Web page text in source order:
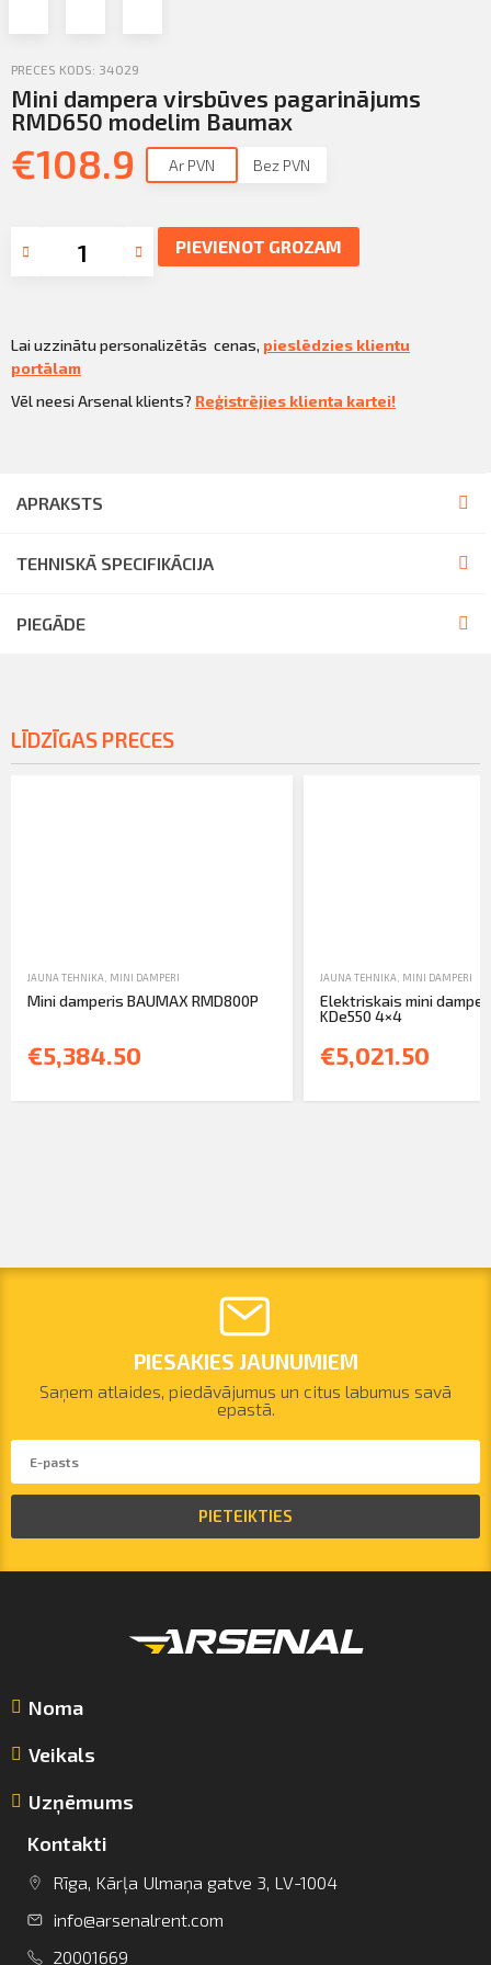
info@arsenalrent.com
Iziet
PIETEIKTIES
PRECES KODS: 34029
Mini dampera virsbūves pagarinājums
RMD650 modelim Baumax
€108.9 Ar PVN Bez PVN
PIEVIENOT GROZAM
Lai uzzinātu personalizētās cenas, pieslēdzies klientu
portālam
Vēl neesi Arsenal klients? Reģistrējies klienta kartei!
APRAKSTS
TEHNISKĀ SPECIFIKĀCIJA
PIEGĀDE
LĪDZĪGAS PRECES
JAUNA TEHNIKA MINI DAMPERI
Mini damperis BAUMAX RMD800P
€5,384.50
JAUNA TEHNIKA MINI DAMPERI
Elektriskais mini
KDe550 4×4
€5,021.50
PIESAKIES JAUNUMIEM
Saņem atlaides, piedāvājumus un citus labumus savā
epastā.
PIETEIKTIES
Noma
Veikals
Uzņēmums
Kontakti
Rīga, Kārļa Ulmaņa gatve 3, LV-1004
info@arsenalrent.com
20001669